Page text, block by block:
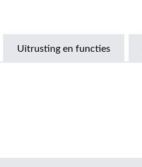
Uitrusting en functies